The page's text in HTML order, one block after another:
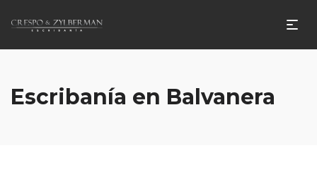
Escribanía en Balvanera